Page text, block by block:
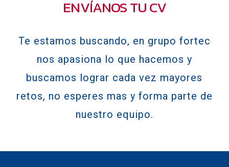
ENVÍANOS TU CV
Te estamos buscando, en grupo fortec
nos apasiona lo que hacemos y
buscamos lograr cada vez mayores
retos, no esperes mas y forma parte de
nuestro equipo.